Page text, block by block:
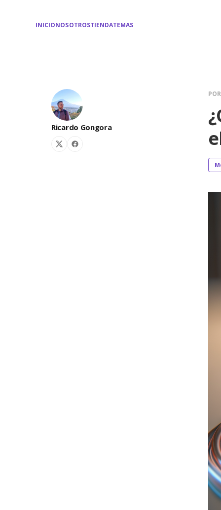
INICIONOSOTROSTIENDATEMAS
Ricardo Gongora
POR